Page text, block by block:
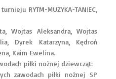
RYTM-MUZYKA-TANIEC,
Wojtas Aleksandra, Wojtas
Dyrek Katarzyna, Kędroń
Kaim Ewelina.
piłki nożnej dziewcząt:
zawodach piłki nożnej SP